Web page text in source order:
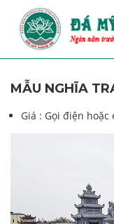
MẪU NGHĨA
Giá : Gọi điện hoặc